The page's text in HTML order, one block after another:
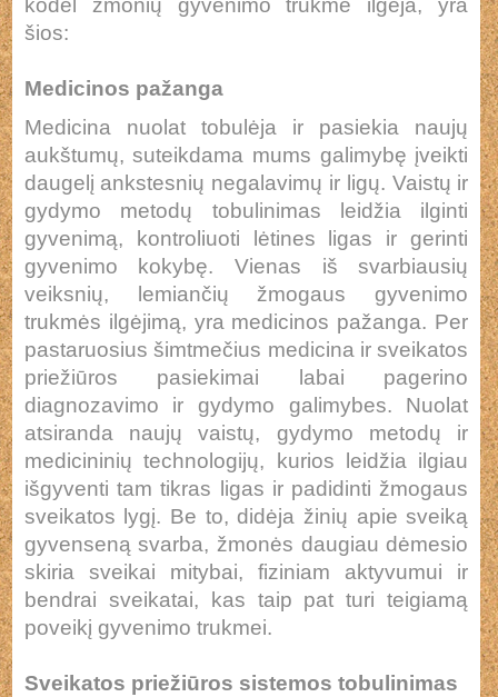
kodėl žmonių gyvenimo trukmė ilgėja, yra
šios:
Medicinos pažanga
Medicina nuolat tobulėja ir pasiekia naujų
aukštumų, suteikdama mums galimybę įveikti
daugelį ankstesnių negalavimų ir ligų. Vaistų ir
gydymo metodų tobulinimas leidžia ilginti
gyvenimą, kontroliuoti lėtines ligas ir gerinti
gyvenimo kokybę. Vienas iš svarbiausių
veiksnių, lemiančių žmogaus gyvenimo
trukmės ilgėjimą, yra medicinos pažanga. Per
pastaruosius šimtmečius medicina ir sveikatos
priežiūros pasiekimai labai pagerino
diagnozavimo ir gydymo galimybes. Nuolat
atsiranda naujų vaistų, gydymo metodų ir
medicininių technologijų, kurios leidžia ilgiau
išgyventi tam tikras ligas ir padidinti žmogaus
sveikatos lygį. Be to, didėja žinių apie sveiką
gyvenseną svarba, žmonės daugiau dėmesio
skiria sveikai mitybai, fiziniam aktyvumui ir
bendrai sveikatai, kas taip pat turi teigiamą
poveikį gyvenimo trukmei.
Sveikatos priežiūros sistemos tobulinimas